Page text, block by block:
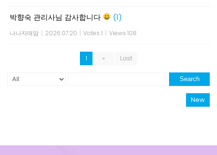
박향숙 관리사님 감사합니다 (1)
나나자매맘 | 2026.07.20 | Votes 1 | Views 108
1 » Last
Search
New